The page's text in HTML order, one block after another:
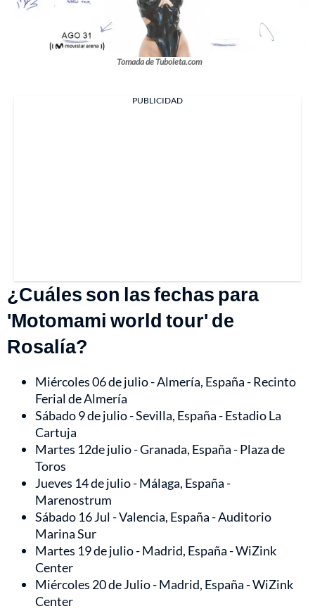
Tomada de Tuboleta.com
PUBLICIDAD
¿Cuáles son las fechas para
'Motomami world tour' de
Rosalía?
Miércoles 06 de julio - Almería, España - Recinto
Ferial de Almería
Sábado 9 de julio - Sevilla, España - Estadio La
Cartuja
Martes 12de julio - Granada, España - Plaza de
Toros
Jueves 14 de julio - Málaga, España -
Marenostrum
Sábado 16 Jul - Valencia, España - Auditorio
Marina Sur
Martes 19 de julio - Madrid, España - WiZink
Center
Miércoles 20 de Julio - Madrid, España - WiZink
Center